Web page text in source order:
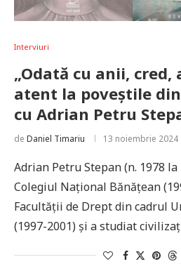
Interviuri
„Odată cu anii,
atent la poveștile
cu Adrian Petru
de Daniel Timariu 13 noiembrie 2024
Adrian Petru Stepan (n. 1978
Colegiul Național Bănățean
Facultății de Drept din cadrul
(1997-2001) și a studiat